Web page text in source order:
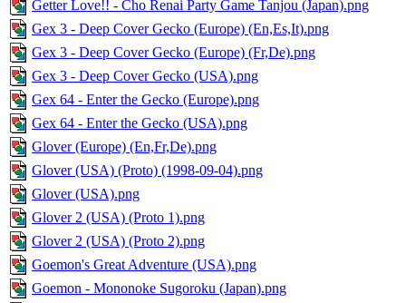
Getter Love!! - Cho Renai Party Game Tanjou (Japan).png
Gex 3 - Deep Cover Gecko (Europe) (En,Es,It).png
Gex 3 - Deep Cover Gecko (Europe) (Fr,De).png
Gex 3 - Deep Cover Gecko (USA).png
Gex 64 - Enter the Gecko (Europe).png
Gex 64 - Enter the Gecko (USA).png
Glover (Europe) (En,Fr,De).png
Glover (USA) (Proto) (1998-09-04).png
Glover (USA).png
Glover 2 (USA) (Proto 1).png
Glover 2 (USA) (Proto 2).png
Goemon's Great Adventure (USA).png
Goemon - Mononoke Sugoroku (Japan).png